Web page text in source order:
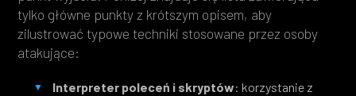
tylko główne punkty z krótszym opisem, aby
zilustrować typowe techniki stosowane przez osoby
atakujące:
Interpreter poleceń i skryptów: korzystanie z